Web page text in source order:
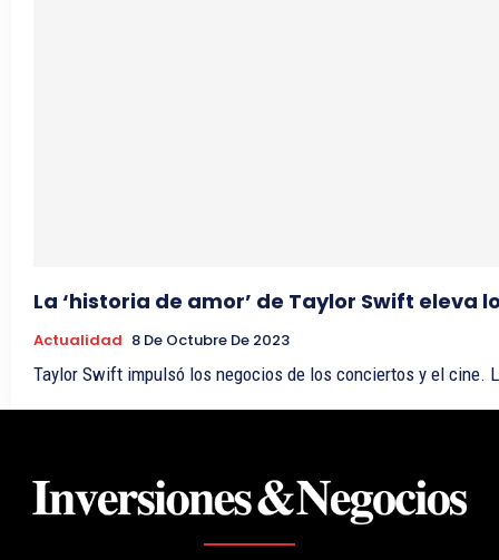
La ‘historia de amor’ de Taylor Swift eleva
Actualidad 8 De Octubre De 2023
Taylor Swift impulsó los negocios de los conciertos y el cine.